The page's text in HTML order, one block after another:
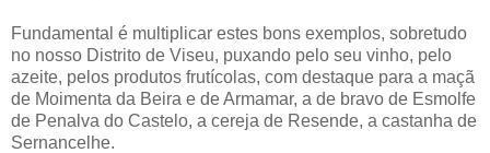
Fundamental é multiplicar estes bons exemplos, sobretudo
no nosso Distrito de Viseu, puxando pelo seu vinho, pelo
azeite, pelos produtos frutícolas, com destaque para a maçã
de Moimenta da Beira e de Armamar, a de bravo de Esmolfe
de Penalva do Castelo, a cereja de Resende, a castanha de
Sernancelhe.